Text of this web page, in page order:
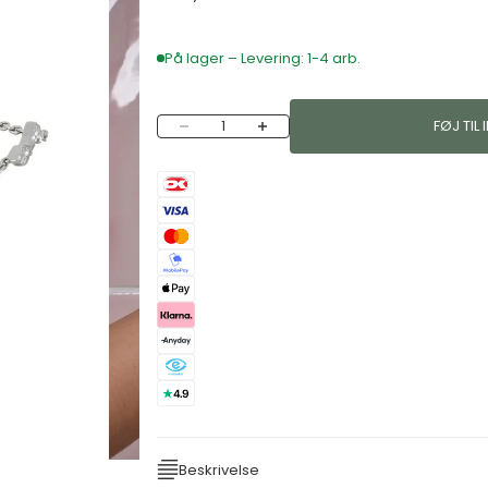
På lager – Levering: 1-4 arb.
Sænk antal Øg antal FØJ TIL
Beskrivelse